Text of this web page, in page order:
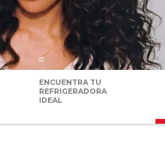
ENCUENTRA TU
REFRIGERADORA
IDEAL